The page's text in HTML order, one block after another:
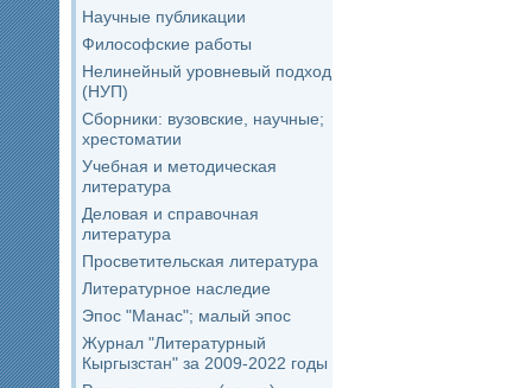
Научные публикации
Философские работы
Нелинейный уровневый подход
(НУП)
Сборники: вузовские, научные;
хрестоматии
Учебная и методическая
литература
Деловая и справочная
литература
Просветительская литература
Литературное наследие
Эпос "Манас"; малый эпос
Журнал "Литературный
Кыргызстан" за 2009-2022 годы